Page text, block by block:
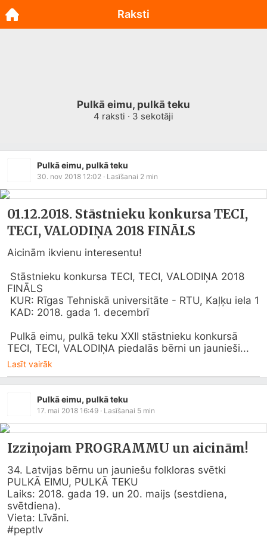
Pulkā eimu, pulkā teku
4 raksti · 3 sekotāji
Pulkā eimu, pulkā teku
30. nov 2018 12:02 · Lasīšanai 2 min
01.12.2018. Stāstnieku konkursa TECI,
TECI, VALODIŅA 2018 FINĀLS
Aicinām ikvienu interesentu!
FINĀLS
TECI, TECI, VALODIŅA piedalās bērni un jaunieši...
Lasīt vairāk
Pulkā eimu, pulkā teku
17. mai 2018 16:49 · Lasīšanai 5 min
Izziņojam PROGRAMMU un aicinām!
34. Latvijas bērnu un jauniešu folkloras svētki
PULKĀ EIMU, PULKĀ TEKU
Laiks: 2018. gada 19. un 20. maijs (sestdiena,
svētdiena).
Vieta: Līvāni.
#peptlv
Raksti